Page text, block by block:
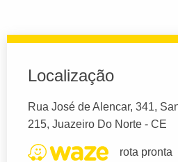
Localização
Rua José de Alencar, 341,
215, Juazeiro Do Norte - CE
rota pronta